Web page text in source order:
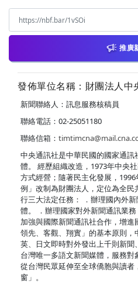
推廣
發佈單位名稱：財團法人中
新聞聯絡人：訊息服務核稿員
聯絡電話：02-25051180
聯絡信箱：
中央通訊社是中華民國的國家通
體。 經歷組織改造，1973年中央
方式經營；隨著民主化發展，
例」改制為財團法人，定位為全
行三大法定任務： ．辦理國內外
體。 ．辦理國家對外新聞通訊業
加強與國際新聞通訊社合作，增進
領先、客觀、翔實」的基本原則，
英、日文即時對外發出上千則新
台灣唯一多語文新聞媒體，服務對
從台灣民眾延伸至全球僑胞與讀
窗」。